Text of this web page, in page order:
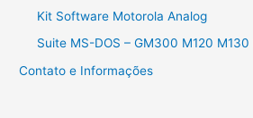
Kit Software Motorola Analog
Suite MS-DOS – GM300 M120 M130
Contato e Informações